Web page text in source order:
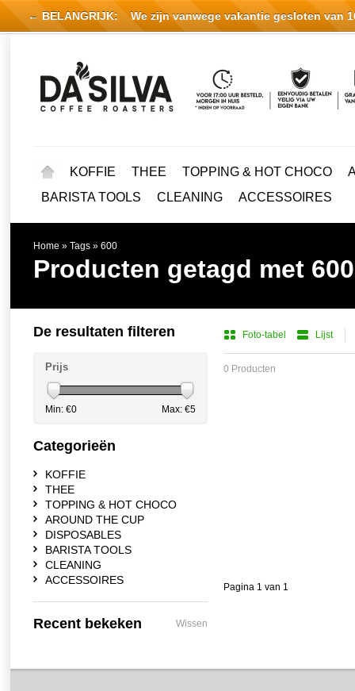
KOFFIE THEE TOPPING & HOT CHOCO
BARISTA TOOLS
CLEANING ACCESSOIRES
Home » Tags » 600
Producten getagd met 600
Foto-tabel Lijst
0 Producten
Pagina 1 van 1
De resultaten filteren
Prijs
Min: €0 Max: €5
Categorieën
KOFFIE
THEE
TOPPING & HOT CHOCO
AROUND THE CUP
DISPOSABLES
BARISTA TOOLS
CLEANING
ACCESSOIRES
Recent bekeken Wissen
← BELANGRIJK: We zijn vanwege vakantie gesloten van